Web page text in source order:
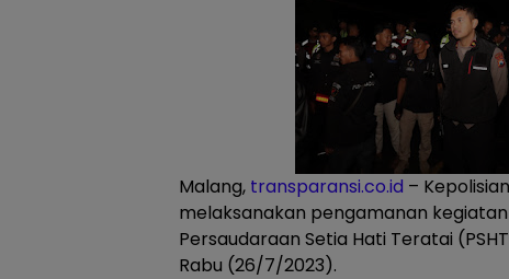
Malang, transparansi.co.id –
melaksanakan pengamanan
Persaudaraan Setia Hati Teratai
Rabu (26/7/2023).